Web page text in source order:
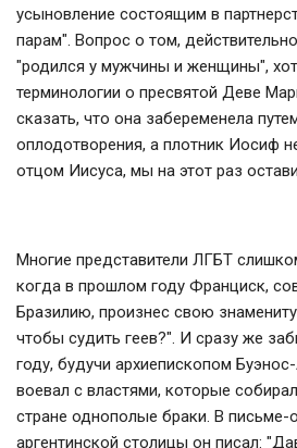
усыновление состоящим в
парам". Вопрос о том,
"родился у мужчины и женщины",
терминологии о пресвятой Деве
сказать, что она забеременела
оплодотворения, а плотник Иосиф
отцом Иисуса, мы на этот раз
Многие представители ЛГБТ
когда в прошлом году Франциск,
Бразилию, произнес свою
чтобы судить геев?". И сразу же
году, будучи архиепископом
воевал с властями, которые
стране однополые браки. В
аргентинской столицы он писал: